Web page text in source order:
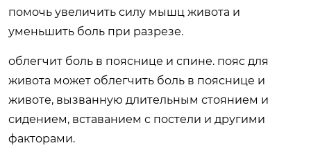
помочь увеличить силу мышц живота и
уменьшить боль при разрезе.
облегчит боль в пояснице и спине. пояс для
живота может облегчить боль в пояснице и
животе, вызванную длительным стоянием и
сидением, вставанием с постели и другими
факторами.